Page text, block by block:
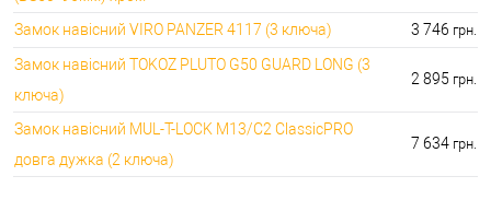
Замок навісний VIRO PANZER 4117 (3 ключа) 3 746 грн.
Замок навісний TOKOZ PLUTO G50 GUARD LONG (3
ключа)
2 895 грн.
Замок навісний MUL-T-LOCK M13/C2 ClassicPRO
довга дужка (2 ключа)
7 634 грн.